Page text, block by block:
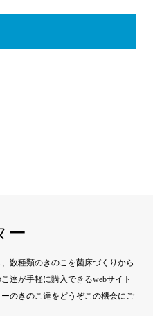
ー
数種類のきのこを菌床づくりから
達が手軽に購入できるwebサイト
のきのこ達をどうぞこの機会にご